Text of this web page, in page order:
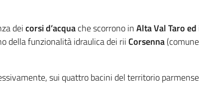
deicorsi d’acquache scorrono inAlta Val Taro
della funzionalità idraulica dei rii Corsenna
sui quattro bacini del territorio